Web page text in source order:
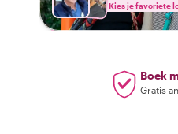
Kies je favoriete
Boek
Gratis